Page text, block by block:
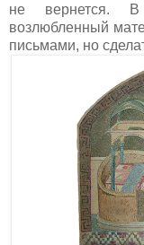
не вернется. В
возлюбленный
письмами, но